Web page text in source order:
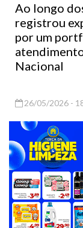
Ao longo
registrou
por um
Nacional
26/05/2026 -